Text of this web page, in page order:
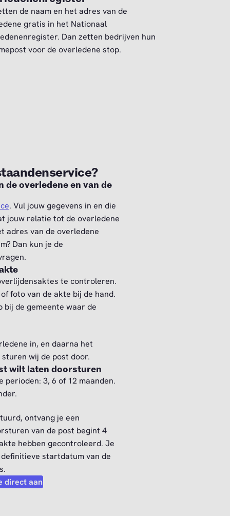
de naam en het adres van de
gratis in het Nationaal
Dan zetten bedrijven hun
voor de overledene stop.
de overledene en van de
. Vul jouw gegevens in en die
jouw relatie tot de overledene
adres van de overledene
Dan kun je de
te controleren.
foto van de akte bij de hand.
bij de gemeente waar de
in, en daarna het
wij de post door.
wilt laten doorsturen
3, 6 of 12 maanden.
ontvang je een
van de post begint 4
hebben gecontroleerd. Je
startdatum van de
direct aan